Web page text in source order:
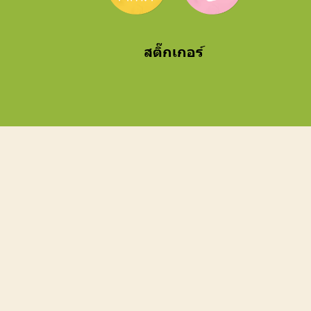
สติ๊กเกอร์